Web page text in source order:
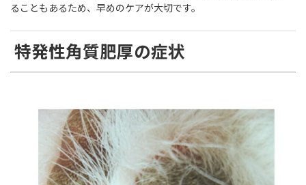
ることもあるため、早めのケアが大切です。
特発性角質肥厚の症状